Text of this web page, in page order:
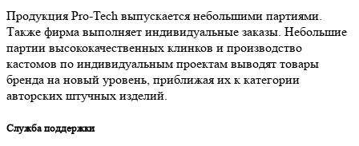
Продукция Pro-Tech выпускается небольшими партиями.
Также фирма выполняет индивидуальные заказы. Небольшие
партии высококачественных клинков и производство
кастомов по индивидуальным проектам выводят товары
бренда на новый уровень, приближая их к категории
авторских штучных изделий.
Служба поддержки